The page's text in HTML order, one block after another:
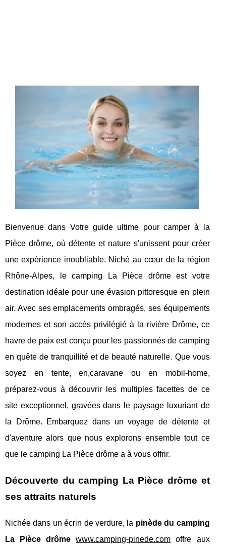
Bienvenue dans Votre guide ultime pour camper à la
Pièce drôme, où détente et nature s'unissent pour créer
une expérience inoubliable. Niché au cœur de la région
Rhône-Alpes, le camping La Pièce drôme est votre
destination idéale pour une évasion pittoresque en plein
air. Avec ses emplacements ombragés, ses équipements
modernes et son accès privilégié à la rivière Drôme, ce
havre de paix est conçu pour les passionnés de camping
en quête de tranquillité et de beauté naturelle. Que vous
soyez en tente, en,caravane ou en mobil-home,
préparez-vous à découvrir les multiples facettes de ce
site exceptionnel, gravées dans le paysage luxuriant de
la Drôme. Embarquez dans un voyage de détente et
d'aventure alors que nous explorons ensemble tout ce
que le camping La Pièce drôme a à vous offrir.
Découverte du camping La Pièce drôme et
ses attraits naturels
Nichée dans un écrin de verdure, la pinède du camping
La Pièce drômewww.camping-pinede.com offre aux